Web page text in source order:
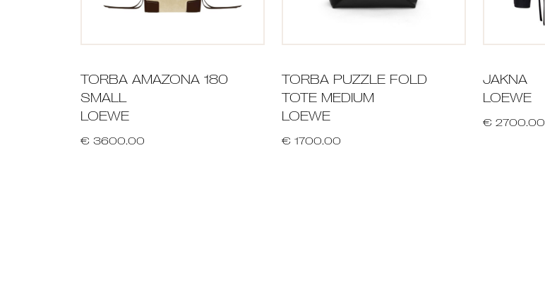
TORBA AMAZONA 180
SMALL
LOEWE
€ 3600.00
TORBA PUZZLE FOLD
TOTE MEDIUM
LOEWE
€ 1700.00
JAKNA
LOEWE
€ 2700.00